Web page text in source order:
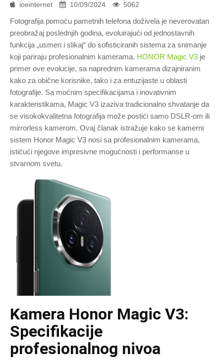
ioeinternet 10/09/2024 5062
Fotografija pomoću pametnih telefona doživela je neverovatan
preobražaj poslednjih godina, evoluirajući od jednostavnih
funkcija „usmeri i slikaj“ do sofisticiranih sistema za snimanje
koji pariraju profesionalnim kamerama. HONOR Magic V3 je
primer ove evolucije, sa naprednim kamerama dizajniranim
kako za obične korisnike, tako i za entuzijaste u oblasti
fotografije. Sa moćnim specifikacijama i inovativnim
karakteristikama, Magic V3 izaziva tradicionalno shvatanje da
se visokokvalitetna fotografija može postići samo DSLR-om ili
mirrorless kamerom. Ovaj članak istražuje kako se kamerni
sistem Honor Magic V3 nosi sa profesionalnim kamerama,
ističući njegove impresivne mogućnosti i performanse u
stvarnom svetu.
Kamera Honor Magic V3:
Specifikacije
profesionalnog nivoa